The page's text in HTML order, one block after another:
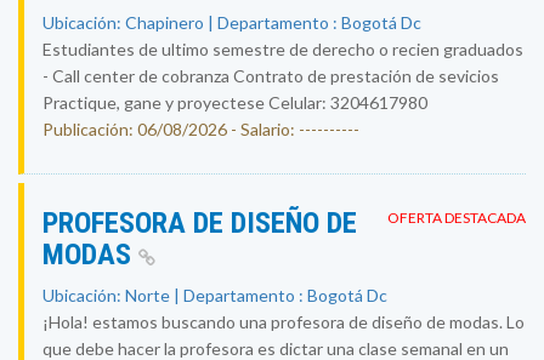
Ubicación: Chapinero | Departamento : Bogotá Dc
Estudiantes de ultimo semestre de derecho o recien graduados
- Call center de cobranza Contrato de prestación de sevicios
Practique, gane y proyectese Celular: 3204617980
Publicación: 06/08/2026 - Salario: ----------
OFERTA DESTACADA
PROFESORA DE DISEÑO DE
MODAS
Ubicación: Norte | Departamento : Bogotá Dc
¡Hola! estamos buscando una profesora de diseño de modas. Lo
que debe hacer la profesora es dictar una clase semanal en un